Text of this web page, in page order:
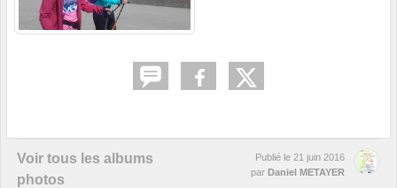
Voir tous les albums
photos
Publié le 21 juin 2016
par Daniel METAYER